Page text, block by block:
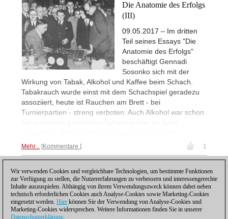
Die Anatomie des Erfolgs
(III)
09.05.2017 – Im dritten
Teil seines Essays "Die
Anatomie des Erfolgs"
beschäftigt Gennadi
Sosonko sich mit der
Wirkung von Tabak, Alkohol und Kaffee beim Schach.
Tabakrauch wurde einst mit dem Schachspiel geradezu
assoziiert, heute ist Rauchen am Brett - bei
Turnierpartien - streng verboten. Auch Alkohol war schon
Mehr... Kommentare 1
1
Wir verwenden Cookies und vergleichbare Technologien, um bestimmte Funktionen
zur Verfügung zu stellen, die Nutzererfahrungen zu verbessern und interessengerechte
Inhalte auszuspielen. Abhängig von ihrem Verwendungszweck können dabei neben
technisch erforderlichen Cookies auch Analyse-Cookies sowie Marketing-Cookies
eingesetzt werden. Hier können Sie der Verwendung von Analyse-Cookies und
Marketing-Cookies widersprechen. Weitere Informationen finden Sie in unserer
Datenschutzerklärung.